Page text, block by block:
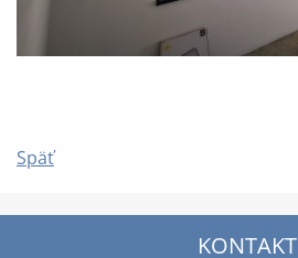
Späť
KONTAKT